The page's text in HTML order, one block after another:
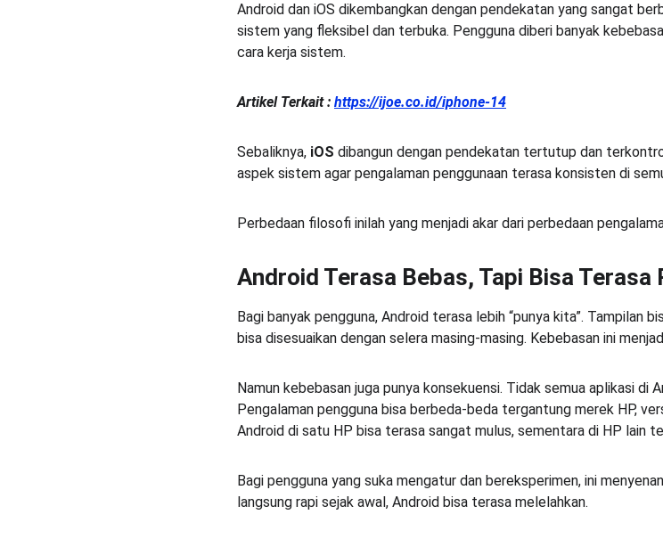
Android dan iOS dikembangkan dengan pendekatan yang sangat
sistem yang fleksibel dan terbuka. Pengguna diberi banyak
cara kerja sistem.
Artikel Terkait : https://ijoe.co.id/iphone-14
Sebaliknya, iOS dibangun dengan pendekatan tertutup dan
aspek sistem agar pengalaman penggunaan terasa konsisten di
Perbedaan filosofi inilah yang menjadi akar dari perbedaan
Android Terasa Bebas, Tapi Bisa Terasa
Bagi banyak pengguna, Android terasa lebih “punya kita”. Tampilan
bisa disesuaikan dengan selera masing-masing. Kebebasan ini
Namun kebebasan juga punya konsekuensi. Tidak semua aplikasi di
Pengalaman pengguna bisa berbeda-beda tergantung merek HP,
Android di satu HP bisa terasa sangat mulus, sementara di HP lain
Bagi pengguna yang suka mengatur dan bereksperimen, ini
langsung rapi sejak awal, Android bisa terasa melelahkan.